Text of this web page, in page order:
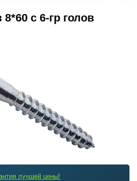
с 6-гр голов
лучшей цены!